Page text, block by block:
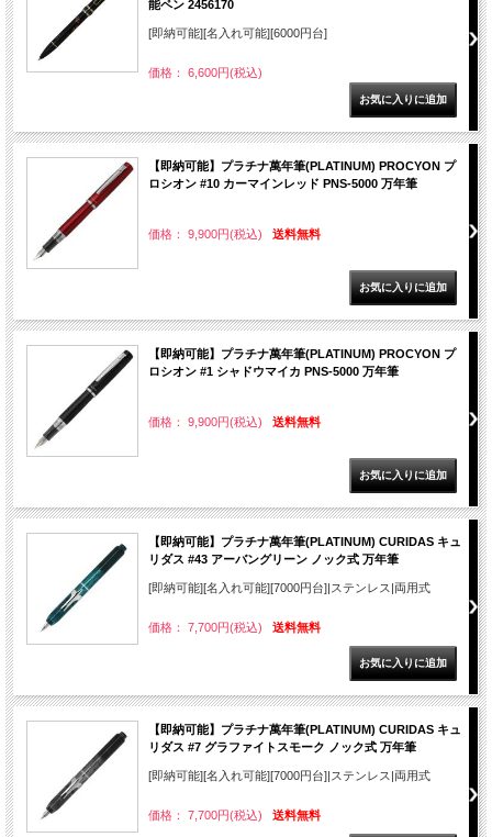
能ペン 2456170
[即納可能][名入れ可能][6000円台]
価格： 6,600円(税込)
【即納可能】プラチナ萬年筆(PLATINUM) PROCYON プ
ロシオン #10 カーマインレッド PNS-5000 万年筆
価格： 9,900円(税込) 送料無料
【即納可能】プラチナ萬年筆(PLATINUM) PROCYON プ
ロシオン #1 シャドウマイカ PNS-5000 万年筆
価格： 9,900円(税込) 送料無料
【即納可能】プラチナ萬年筆(PLATINUM) CURIDAS キュ
リダス #43 アーバングリーン ノック式 万年筆
[即納可能][名入れ可能][7000円台]|ステンレス|両用式
価格： 7,700円(税込) 送料無料
【即納可能】プラチナ萬年筆(PLATINUM) CURIDAS キュ
リダス #7 グラファイトスモーク ノック式 万年筆
[即納可能][名入れ可能][7000円台]|ステンレス|両用式
価格： 7,700円(税込) 送料無料